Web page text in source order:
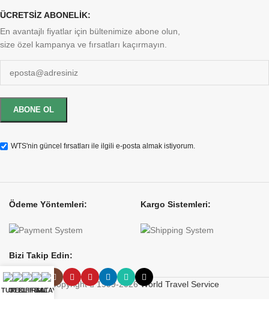
ÜCRETSİZ ABONELİK:
En avantajlı fiyatlar için bültenimize abone olun,
size özel kampanya ve fırsatları kaçırmayın.
WTS'nin güncel fırsatları ile ilgili e-posta almak istiyorum.
Ödeme Yöntemleri: Kargo Sistemleri:
Bizi Takip Edin:
Copyright 1999-2026World Travel Service
TUROTEL
TEKLIF AL
FIRSAT
BALAYI